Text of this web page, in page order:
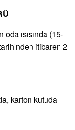
ısısında (15-
itibaren 2
karton kutuda